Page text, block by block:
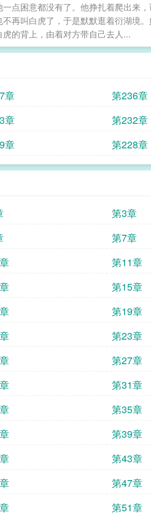
点困意都没有了。他挣扎着爬出来
再叫白虎了，于是默默逛着衍湖境
的背上，由着对方带自己去人...
章 第236章
章 第232章
章 第228章
第3章
第7章
第11章
第15章
第19章
第23章
第27章
第31章
第35章
第39章
第43章
第47章
第51章